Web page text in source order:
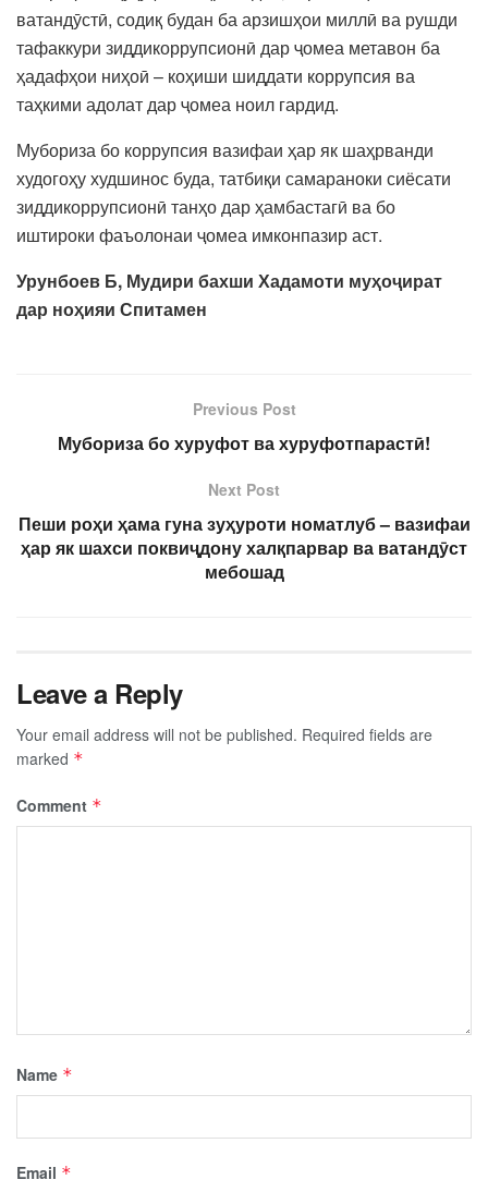
ватандӯстӣ, содиқ будан ба арзишҳои миллӣ ва рушди
тафаккури зиддикоррупсионӣ дар ҷомеа метавон ба
ҳадафҳои ниҳоӣ – коҳиши шиддати коррупсия ва
таҳкими адолат дар ҷомеа ноил гардид.
Мубориза бо коррупсия вазифаи ҳар як шаҳрванди
худогоҳу худшинос буда, татбиқи самараноки сиёсати
зиддикоррупсионӣ танҳо дар ҳамбастагӣ ва бо
иштироки фаъолонаи ҷомеа имконпазир аст.
Урунбоев Б, Мудири бахши Хадамоти муҳоҷират
дар ноҳияи Спитамен
Previous Post
Мубориза бо хуруфот ва хуруфотпарастӣ!
Next Post
Пеши роҳи ҳама гуна зуҳуроти номатлуб – вазифаи
ҳар як шахси поквиҷдону халқпарвар ва ватандӯст
мебошад
Leave a Reply
Your email address will not be published. Required fields are
marked *
Comment *
Name *
Email *